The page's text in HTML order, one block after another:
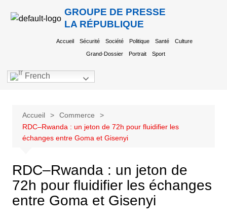
GROUPE DE PRESSE
LA RÉPUBLIQUE
Accueil Sécurité Société Politique Santé Culture
Grand-Dossier Portrait Sport
French
Accueil
Commerce
RDC–Rwanda : un jeton de 72h pour fluidifier les
échanges entre Goma et Gisenyi
RDC–Rwanda : un jeton de
72h pour fluidifier les échanges
entre Goma et Gisenyi